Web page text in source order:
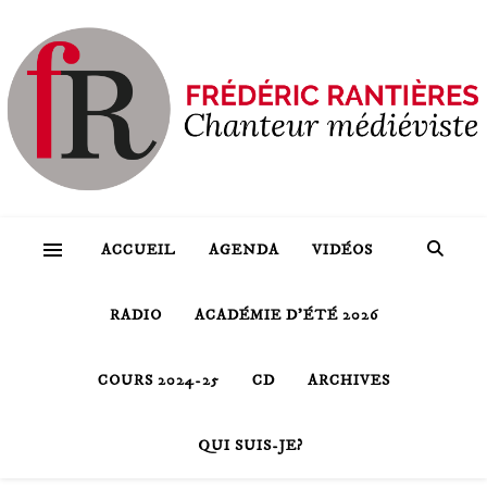
ACCUEIL AGENDA VIDÉOS
RADIO ACADÉMIE D’ÉTÉ 2026
COURS 2024-25 CD ARCHIVES
QUI SUIS-JE?